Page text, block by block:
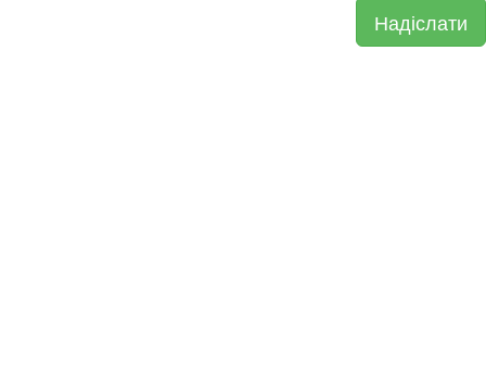
Надіслати